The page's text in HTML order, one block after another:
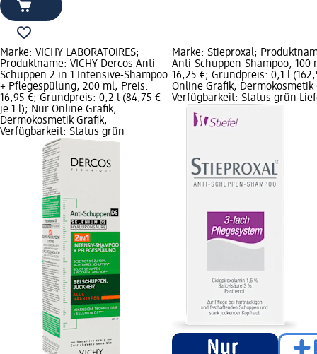
Marke: VICHY LABORATOIRES;
Produktname: VICHY Dercos Anti-
Schuppen 2 in 1 Intensive-Shampoo
+ Pflegespülung, 200 ml; Preis:
16,95 €; Grundpreis: 0,2 l (84,75 €
je 1 l); Nur Online Grafik,
Dermokosmetik Grafik;
Verfügbarkeit: Status grün
Marke: Stieproxal;
Anti-Schuppen-Shampoo, 100
16,25 €; Grundpreis: 0,1 l
Online Grafik, Dermokosmetik
Verfügbarkeit: Status grün